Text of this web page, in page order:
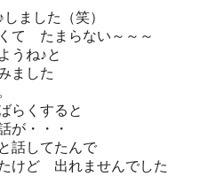
ました（笑）
て たまらない～～～
うね♪と
ました
らくすると
が・・・
話してたんで
けど 出れませんでした